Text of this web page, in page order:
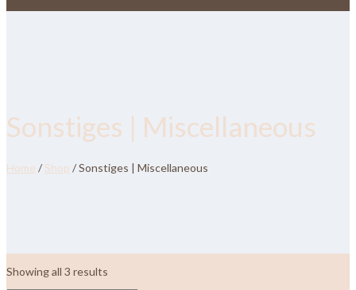
Sonstiges | Miscellaneous
Home / Shop / Sonstiges | Miscellaneous
Showing all 3 results